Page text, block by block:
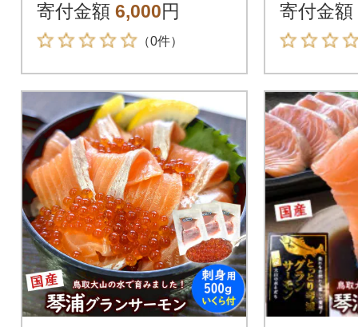
寄付金額 6,000円
（0件）
寄付金額